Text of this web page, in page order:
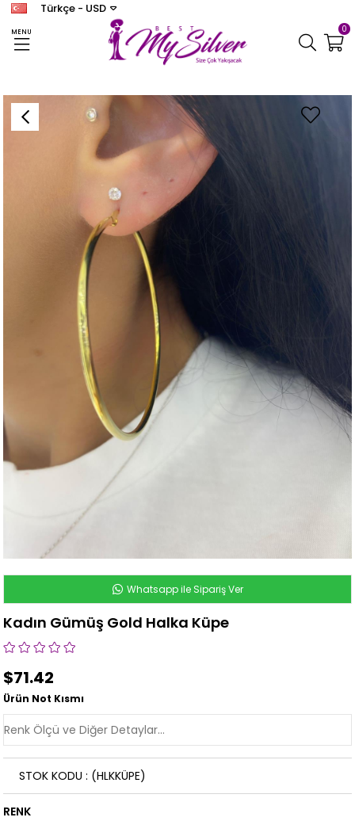
MENU
Türkçe - USD
0
Kadın Gümüş Gold Halka Küpe
Whatsapp ile Sipariş Ver
Kadın Gümüş Gold Halka Küpe
$71.42
Ürün Not Kısmı
(HLKKÜPE)
STOK KODU
RENK